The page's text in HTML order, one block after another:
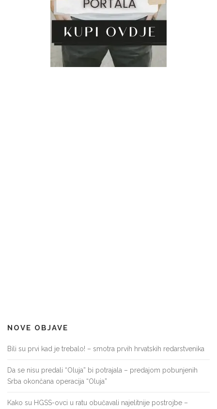
NOVE OBJAVE
Bili su prvi kad je trebalo! – smotra prvih hrvatskih redarstvenika
Da se nisu predali “Oluja” bi potrajala – predajom pobunjenih
Srba okončana operacija “Oluja”
Kako su HGSS-ovci u ratu obučavali najelitnije postrojbe –